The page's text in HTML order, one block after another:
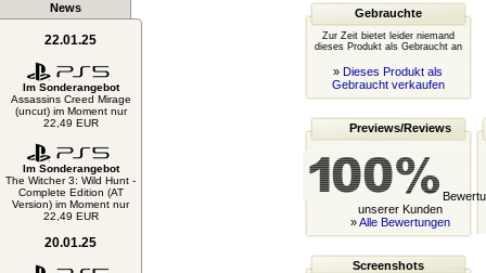
News
22.01.25
Im Sonderangebot
Assassins Creed Mirage
(uncut) im Moment nur
22,49 EUR
Im Sonderangebot
The Witcher 3: Wild Hunt -
Complete Edition (AT
Version) im Moment nur
22,49 EUR
20.01.25
Gebrauchte
Zur Zeit bietet leider niemand
dieses Produkt als Gebraucht an
» Dieses Produkt als
Gebraucht verkaufen
Previews/Reviews
unserer Kunden
»Alle Bewertungen
Screenshots